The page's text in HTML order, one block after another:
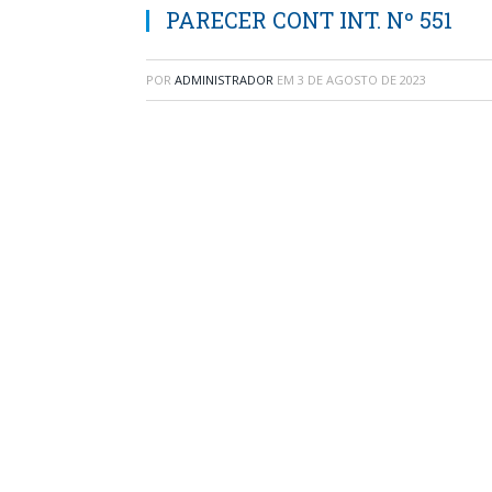
PARECER CONT INT. Nº 551
POR ADMINISTRADOR EM 3 DE AGOSTO DE 2023